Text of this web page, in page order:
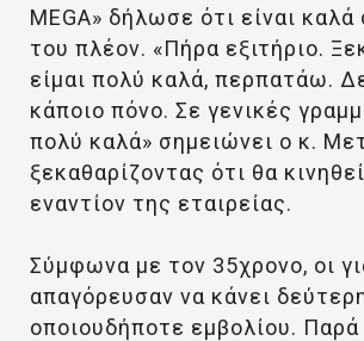
MEGA» δήλωσε ότι είναι καλά
του πλέον. «Πήρα εξιτήριο.
είμαι πολύ καλά, περπατάω.
κάποιο πόνο. Σε γενικές
πολύ καλά» σημειώνει ο κ.
ξεκαθαρίζοντας ότι θα
εναντίον της εταιρείας.
Σύμφωνα με τον 35χρονο, οι
απαγόρευσαν να κάνει
οποιουδήποτε εμβολίου. Παρά